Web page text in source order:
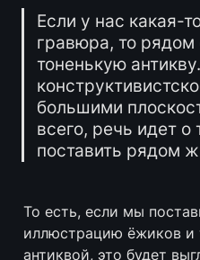
Если у нас какая-
гравюра, то рядом
тоненькую
большими
всего, речь идет
поставить рядом
То есть, если мы
иллюстрацию ёжиков и
антиквой, это будет